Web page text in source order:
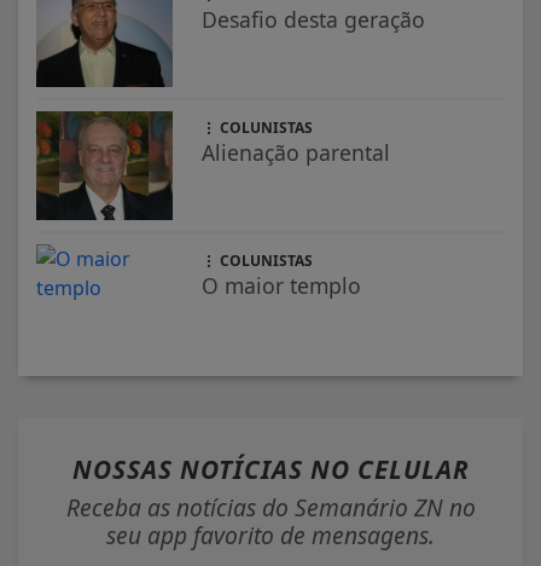
Desafio desta geração
COLUNISTAS
Alienação parental
COLUNISTAS
O maior templo
NOSSAS NOTÍCIAS NO CELULAR
Receba as notícias do Semanário ZN no
seu app favorito de mensagens.